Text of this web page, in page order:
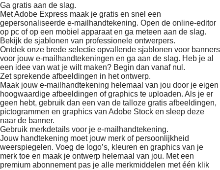
Ga gratis aan de slag.
Met Adobe Express maak je gratis en snel een
gepersonaliseerde e-mailhandtekening. Open de online-editor
op pc of op een mobiel apparaat en ga meteen aan de slag.
Bekijk de sjablonen van professionele ontwerpers.
Ontdek onze brede selectie opvallende sjablonen voor banners
voor jouw e-mailhandtekeningen en ga aan de slag. Heb je al
een idee van wat je wilt maken? Begin dan vanaf nul.
Zet sprekende afbeeldingen in het ontwerp.
Maak jouw e-mailhandtekening helemaal van jou door je eigen
hoogwaardige afbeeldingen of graphics te uploaden. Als je er
geen hebt, gebruik dan een van de talloze gratis afbeeldingen,
pictogrammen en graphics van Adobe Stock en sleep deze
naar de banner.
Gebruik merkdetails voor je e-mailhandtekening.
Jouw handtekening moet jouw merk of persoonlijkheid
weerspiegelen. Voeg de logo’s, kleuren en graphics van je
merk toe en maak je ontwerp helemaal van jou. Met een
premium abonnement pas je alle merkmiddelen met één klik